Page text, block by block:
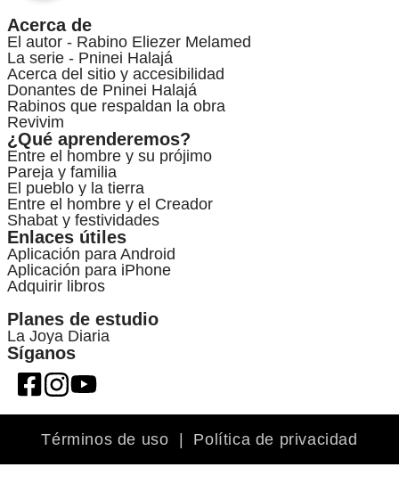
Acerca de
El autor - Rabino Eliezer Melamed
La serie - Pninei Halajá
Acerca del sitio y accesibilidad
Donantes de Pninei Halajá
Rabinos que respaldan la obra
Revivim
¿Qué aprenderemos?
Entre el hombre y su prójimo
Pareja y familia
El pueblo y la tierra
Entre el hombre y el Creador
Shabat y festividades
Enlaces útiles
Aplicación para Android
Aplicación para iPhone
Adquirir libros
Planes de estudio
La Joya Diaria
Síganos
Términos de uso Política de privacidad